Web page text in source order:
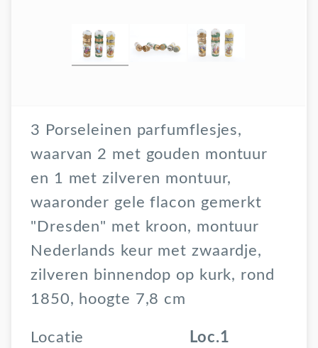
3 Porseleinen parfumflesjes,
waarvan 2 met gouden montuur
en 1 met zilveren montuur,
waaronder gele flacon gemerkt
"Dresden" met kroon, montuur
Nederlands keur met zwaardje,
zilveren binnendop op kurk, rond
1850, hoogte 7,8 cm
Locatie Loc.1